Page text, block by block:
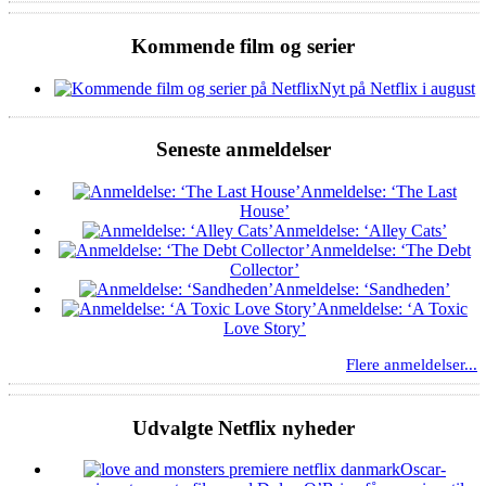
Kommende film og serier
Nyt på Netflix i august
Seneste anmeldelser
Anmeldelse: ‘The Last
House’
Anmeldelse: ‘Alley Cats’
Anmeldelse: ‘The Debt
Collector’
Anmeldelse: ‘Sandheden’
Anmeldelse: ‘A Toxic
Love Story’
Flere anmeldelser...
Udvalgte Netflix nyheder
Oscar-